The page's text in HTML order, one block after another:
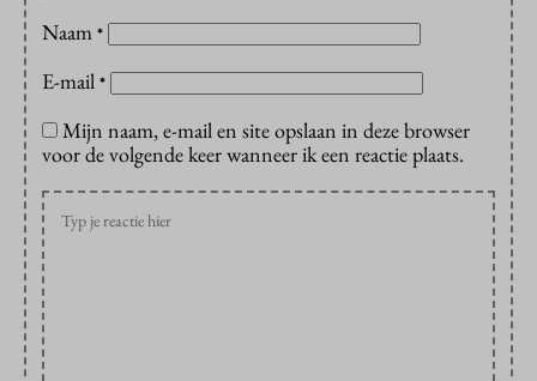
Naam *
E-mail *
Mijn naam, e-mail en site opslaan in deze browser
voor de volgende keer wanneer ik een reactie plaats.